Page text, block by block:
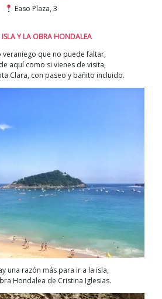
Easo Plaza, 3
ISLA Y LA OBRA HONDALEA
veraniego que no puede faltar,
aquí como si vienes de visita,
Clara, con paseo y bañito incluido.
una razón más para ir a la isla,
Hondalea de Cristina Iglesias.